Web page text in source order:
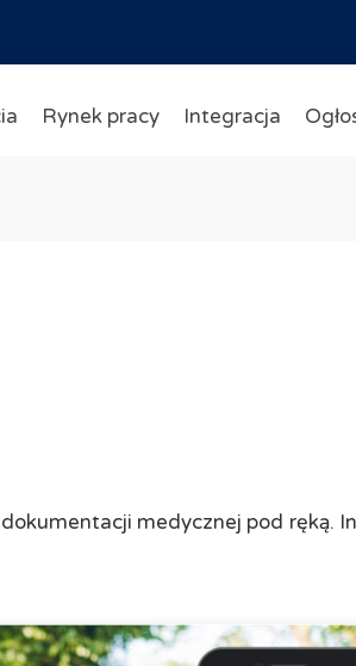
Rynek pracy Integracja
medycznej pod ręką.